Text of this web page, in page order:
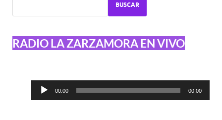
BUSCAR
RADIO LA ZARZAMORA EN VIVO
Reproductor
00:00 00:00